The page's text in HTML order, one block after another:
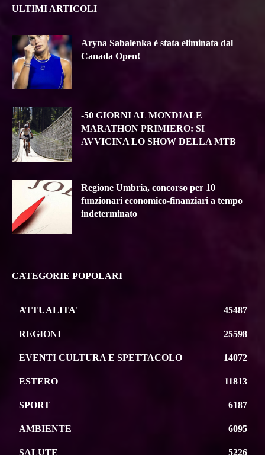
ULTIMI ARTICOLI
Aryna Sabalenka è stata eliminata dal
Canada Open!
-50 GIORNI AL MONDIALE
MARATHON PRIMIERO: SI
AVVICINA LO SHOW DELLA MTB
Regione Umbria, concorso per 10
funzionari economico-finanziari a tempo
indeterminato
CATEGORIE POPOLARI
ATTUALITA' 45487
REGIONI 25598
EVENTI CULTURA E SPETTACOLO 14072
ESTERO 11813
SPORT 6187
AMBIENTE 6095
SALUTE 5226